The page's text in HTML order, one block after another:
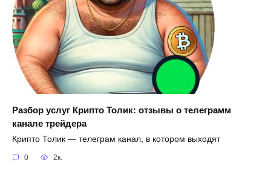
Разбор услуг Крипто Толик: отзывы о телеграмм
канале трейдера
Крипто Толик — телеграм канал, в котором выходят
0 2к.